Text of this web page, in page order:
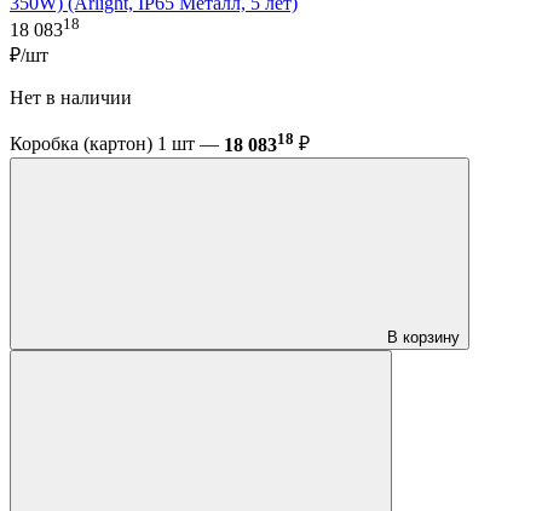
18 08318
₽/шт
Нет в наличии
Коробка (картон) 1 шт — 18 08318 ₽
В корзину